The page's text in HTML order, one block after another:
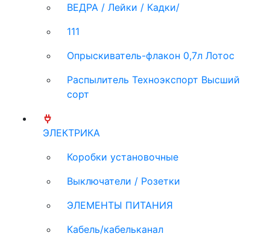
ВЕДРА / Лейки / Кадки/
111
Опрыскиватель-флакон 0,7л Лотос
Распылитель Техноэкспорт Высший
сорт
ЭЛЕКТРИКА
Коробки установочные
Выключатели / Розетки
ЭЛЕМЕНТЫ ПИТАНИЯ
Кабель/кабельканал